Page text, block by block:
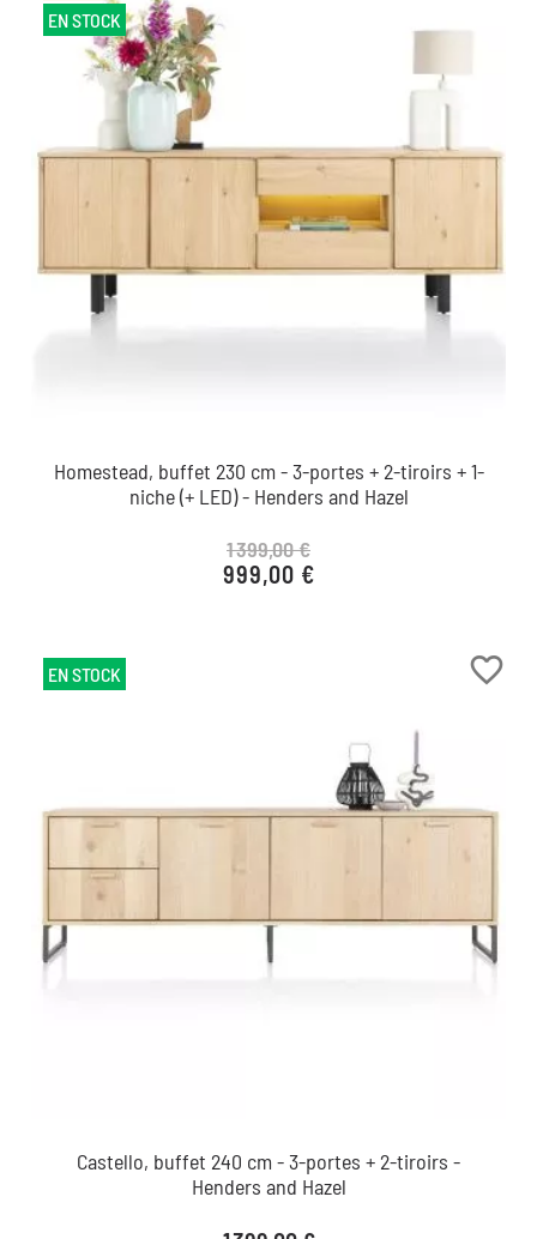
Homestead, buffet 230 cm - 3-portes + 2-tiroirs + 1-
niche (+ LED) - Henders and Hazel
Prix de base
1 399,00 €
Prix
999,00 €
EN STOCK
favorite_border
Castello, buffet 240 cm - 3-portes + 2-tiroirs -
Henders and Hazel
EN STOCK